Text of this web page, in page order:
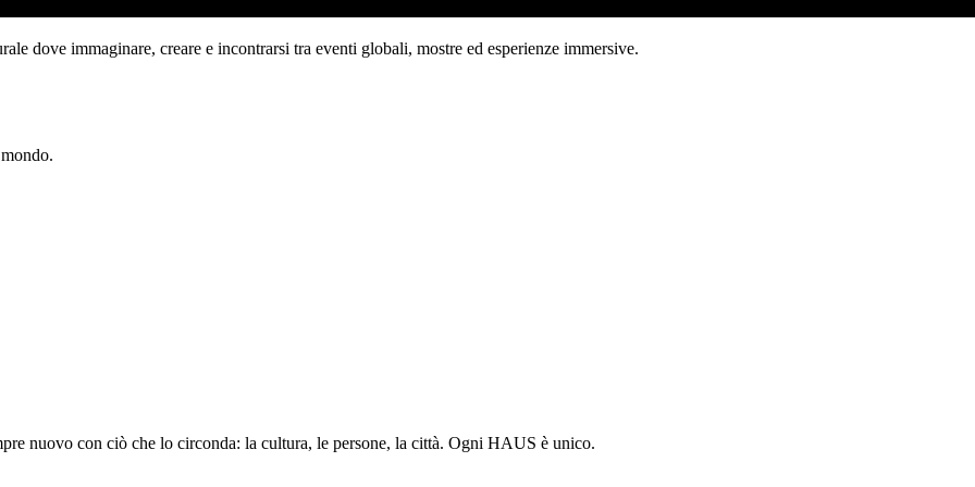
dove immaginare, creare e incontrarsi tra eventi globali, mostre ed esperienze immersive.
nuovo con ciò che lo circonda: la cultura, le persone, la città. Ogni HAUS è unico.